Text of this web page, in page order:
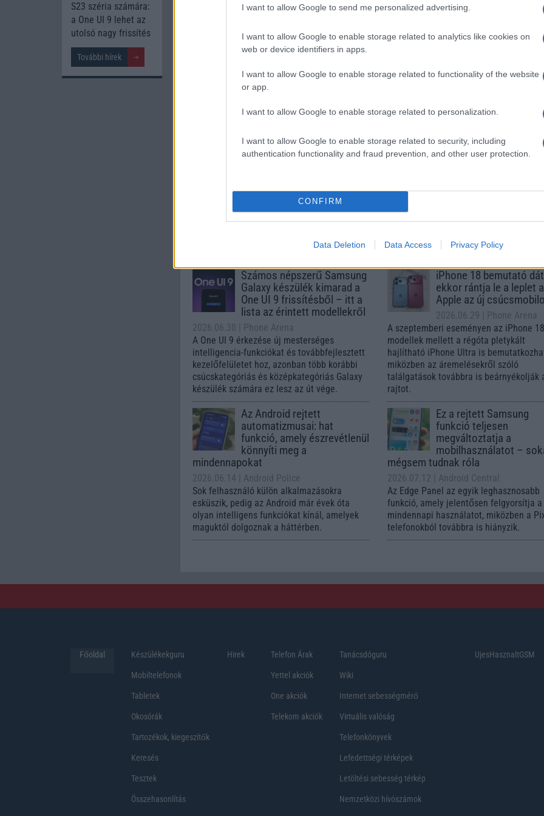
I want to allow Google to send me personalized advertising.
I want to allow Google to enable storage related to analytics like cookies on
web or device identifiers in apps.
I want to allow Google to enable storage related to functionality of the website
or app.
I want to allow Google to enable storage related to personalization.
I want to allow Google to enable storage related to security, including
authentication functionality and fraud prevention, and other user protection.
CONFIRM
Data Deletion Data Access Privacy Policy
Új és Használt GSM kiemelt ajánlatok
Xiaomi 15T Pro
Euro Gsm
Xiaomi 15
Euro Gsm
Apple iPhone 16
Euro Gsm
Számos népszerű Samsung
Galaxy készülék kimarad a
One UI 9 frissítésből – itt a
lista az érintett modellekről
2026.06.30
| Phone Arena
A One UI 9 érkezése új mesterséges
intelligencia-funkciókat és továbbfejlesztett
kezelőfelületet hoz, azonban több korábbi
csúcskategóriás és középkategóriás Galaxy
készülék számára ez lesz az út vége.
iPhone 18 bemutató
ekkor rántja le a leplet
Apple az új
2026.06.29
| Phone Arena
A szeptemberi eseményen az iPhone
modellek mellett a régóta pletykált
hajlítható iPhone Ultra is
miközben az áremelésekről szóló
találgatások továbbra is beárnyékolják
rajtot.
Az Android rejtett
automatizmusai: hat
funkció, amely észrevétlenül
könnyíti meg a
mindennapokat
2026.06.14
| Android Police
Sok felhasználó külön alkalmazásokra
esküszik, pedig az Android már évek óta
olyan intelligens funkciókat kínál, amelyek
maguktól dolgoznak a háttérben.
Ez a rejtett Samsung
funkció teljesen
megváltoztatja a
mobilhasználatot –
mégsem tudnak róla
2026.07.12
| Android Central
Az Edge Panel az egyik leghasznosabb
funkció, amely jelentősen felgyorsítja a
mindennapi használatot, miközben a
telefonokból továbbra is hiányzik.
S23 széria számára:
a One UI 9 lehet az
utolsó nagy frissítés
További hírek
Főoldal Készülékekguru
Mobiltelefonok
Tabletek
Okosórák
Tartozékok, kiegeszítők
Keresés
Tesztek
Összehasonlítás
Hirek Telefon Árak
Yettel akciók
One akciók
Telekom akciók
Tanácsdóguru
Wiki
Internet sebességmérő
Virtuális valóság
Telefonkönyvek
Lefedettségi térképek
Letöltési sebesség térkép
Nemzetközi hívószámok
UjesHasznaltGSM